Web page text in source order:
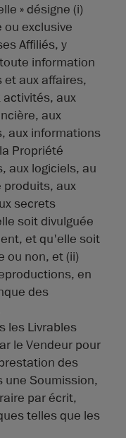
» désigne (i)
exclusive
Affiliés, y
information
et aux affaires,
activités, aux
aux
aux informations
Propriété
aux logiciels, au
produits, aux
secrets
soit divulguée
et qu'elle soit
ou non, et (ii)
en
des
les Livrables
le Vendeur pour
des
une Soumission,
par écrit,
telles que les